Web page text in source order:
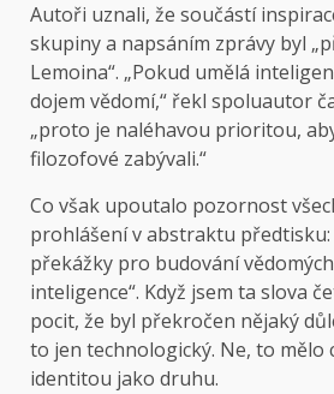
Autoři uznali, že součástí
skupiny a napsáním zprávy byl
Lemoina“. „Pokud umělá
dojem vědomí,“ řekl spoluautor
„proto je naléhavou prioritou,
filozofové zabývali.“
Co však upoutalo pozornost
prohlášení v abstraktu předtisku:
překážky pro budování
inteligence“. Když jsem ta slova
pocit, že byl překročen nějaký
to jen technologický. Ne, to mělo
identitou jako druhu.